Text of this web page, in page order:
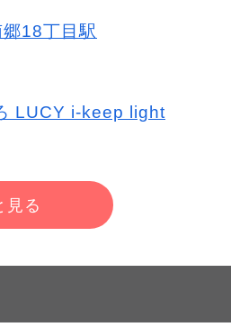
18丁目駅
LUCY i-keep light
見る